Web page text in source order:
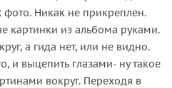
Никак не прикреплен.
картинки из альбома руками.
а гида нет, или не видно.
и выцепить глазами- ну такое
вокруг. Переходя в